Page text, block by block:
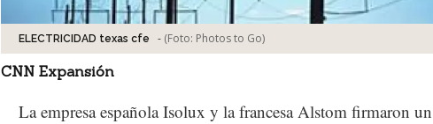
ELECTRICIDAD texas cfe - (Foto: Photos to Go)
CNN Expansión
La empresa española Isolux y la francesa Alstom firmaron